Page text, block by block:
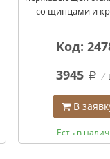
со щипцами и
Код:
3945 q
В
Есть в